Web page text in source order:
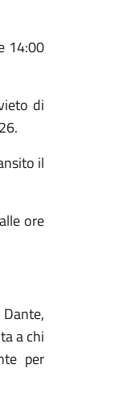
14:00
di
.
il
ore
a chi
per